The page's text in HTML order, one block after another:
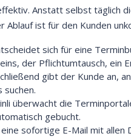
Anstatt selbst täglich
Ablauf ist für den Kunden
sich für eine
der Pflichtumtausch,
gibt der Kunde an,
suchen.
überwacht die
gebucht.
sofortige E-Mail mit allen